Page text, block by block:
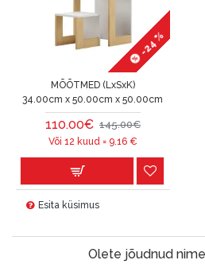
-24 %
MÕÕTMED (LxSxK)
34.00cm x 50.00cm x 50.00cm
110.00€ 145.00€
Või 12 kuud = 9.16€
Esita küsimus
Olete jõudnud